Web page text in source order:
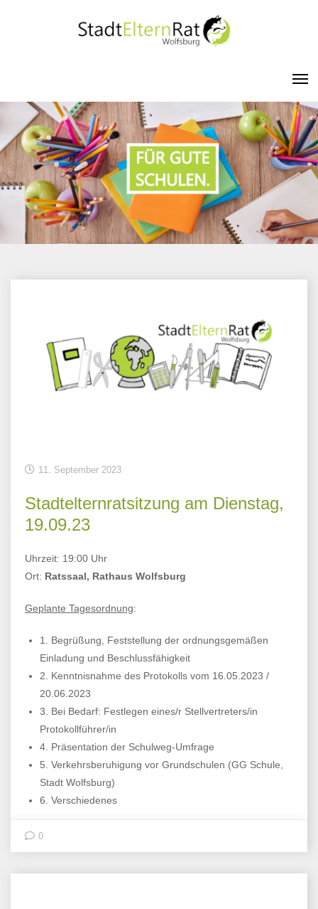
11. September 2023
Stadtelternratsitzung am Dienstag,
19.09.23
Uhrzeit: 19:00 Uhr
Ort: Ratssaal, Rathaus Wolfsburg
Geplante Tagesordnung:
1. Begrüßung, Feststellung der ordnungsgemäßen
Einladung und Beschlussfähigkeit
2. Kenntnisnahme des Protokolls vom 16.05.2023 /
20.06.2023
3. Bei Bedarf: Festlegen eines/r Stellvertreters/in
Protokollführer/in
4. Präsentation der Schulweg-Umfrage
5. Verkehrsberuhigung vor Grundschulen (GG Schule,
Stadt Wolfsburg)
6. Verschiedenes
0